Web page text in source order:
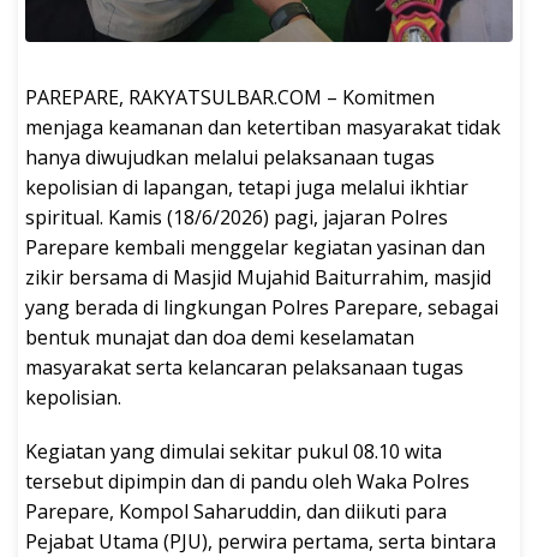
PAREPARE, RAKYATSULBAR.COM – Komitmen
menjaga keamanan dan ketertiban masyarakat tidak
hanya diwujudkan melalui pelaksanaan tugas
kepolisian di lapangan, tetapi juga melalui ikhtiar
spiritual. Kamis (18/6/2026) pagi, jajaran Polres
Parepare kembali menggelar kegiatan yasinan dan
zikir bersama di Masjid Mujahid Baiturrahim, masjid
yang berada di lingkungan Polres Parepare, sebagai
bentuk munajat dan doa demi keselamatan
masyarakat serta kelancaran pelaksanaan tugas
kepolisian.
Kegiatan yang dimulai sekitar pukul 08.10 wita
tersebut dipimpin dan di pandu oleh Waka Polres
Parepare, Kompol Saharuddin, dan diikuti para
Pejabat Utama (PJU), perwira pertama, serta bintara